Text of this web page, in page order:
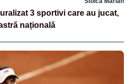
3 sportivi care au jucat,
națională